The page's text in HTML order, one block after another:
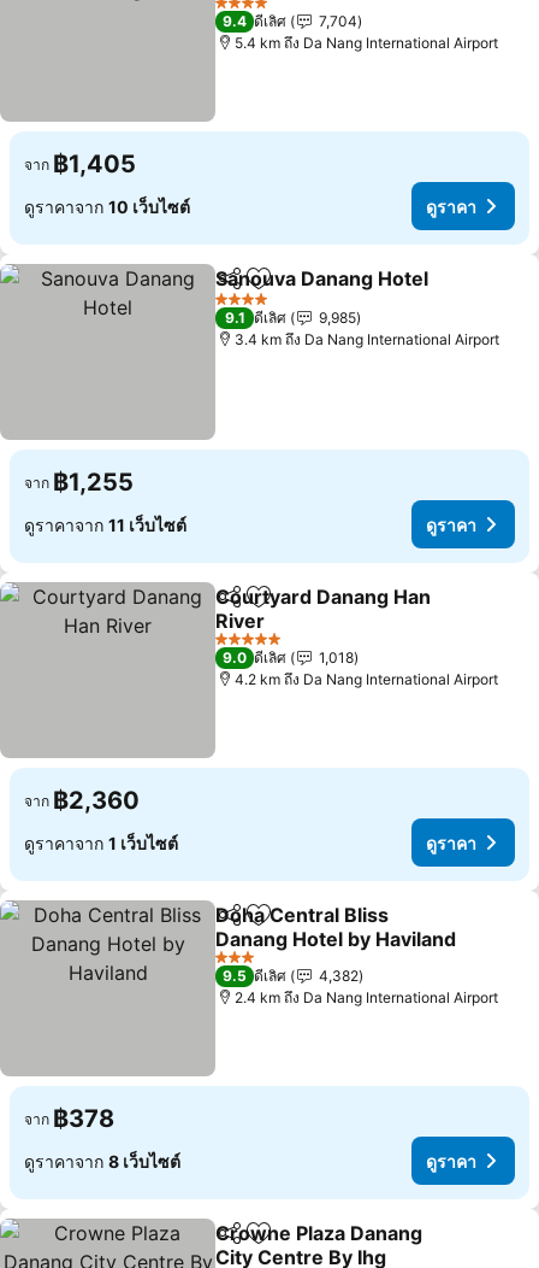
4 ดาว
9.4 ดีเลิศ
7,704
5.4 km ถึง Da Nang International Airport
จาก ฿1,405
ดูราคาจาก 10 เว็บไซต์ ดูราคา
แชร์ เพิ่มในรายการโปรด
Sanouva Danang Hotel
4 ดาว
9.1 ดีเลิศ
9,985
3.4 km ถึง Da Nang International Airport
จาก ฿1,255
ดูราคาจาก 11 เว็บไซต์ ดูราคา
แชร์ เพิ่มในรายการโปรด
Courtyard Danang Han
River
5 ดาว
9.0 ดีเลิศ
1,018
4.2 km ถึง Da Nang International Airport
จาก ฿2,360
ดูราคาจาก 1 เว็บไซต์ ดูราคา
แชร์ เพิ่มในรายการโปรด
Doha Central Bliss
Danang Hotel by Haviland
3 ดาว
9.5 ดีเลิศ
4,382
2.4 km ถึง Da Nang International Airport
จาก ฿378
ดูราคาจาก 8 เว็บไซต์ ดูราคา
แชร์ เพิ่มในรายการโปรด
Crowne Plaza Danang
City Centre By Ihg